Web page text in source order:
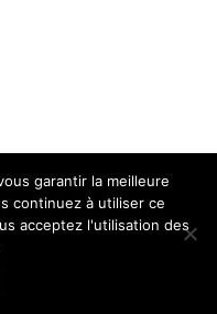
garantir la meilleure
continuez à utiliser ce
acceptez l'utilisation des